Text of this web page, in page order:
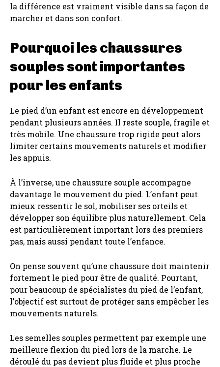
la différence est vraiment visible dans sa façon de
marcher et dans son confort.
Pourquoi les chaussures
souples sont importantes
pour les enfants
Le pied d’un enfant est encore en développement
pendant plusieurs années. Il reste souple, fragile et
très mobile. Une chaussure trop rigide peut alors
limiter certains mouvements naturels et modifier
les appuis.
À l’inverse, une chaussure souple accompagne
davantage le mouvement du pied. L’enfant peut
mieux ressentir le sol, mobiliser ses orteils et
développer son équilibre plus naturellement. Cela
est particulièrement important lors des premiers
pas, mais aussi pendant toute l’enfance.
On pense souvent qu’une chaussure doit maintenir
fortement le pied pour être de qualité. Pourtant,
pour beaucoup de spécialistes du pied de l’enfant,
l’objectif est surtout de protéger sans empêcher les
mouvements naturels.
Les semelles souples permettent par exemple une
meilleure flexion du pied lors de la marche. Le
déroulé du pas devient plus fluide et plus proche